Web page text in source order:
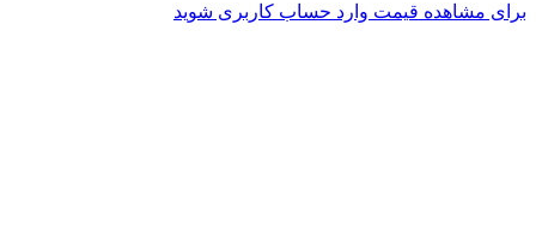
برای مشاهده قیمت وارد حساب کاربری شوید